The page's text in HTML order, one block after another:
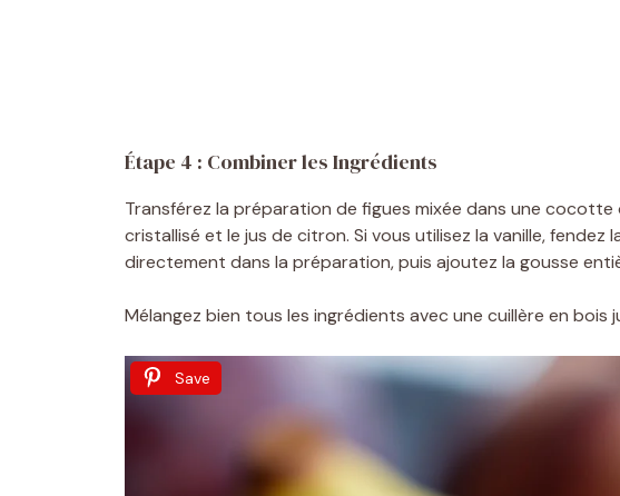
Étape 4 : Combiner les Ingrédients
Transférez la préparation de figues mixée dans une
cristallisé et le jus de citron. Si vous utilisez la vanille,
directement dans la préparation, puis ajoutez la gousse
Mélangez bien tous les ingrédients avec une cuillère en bois
Save